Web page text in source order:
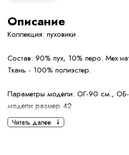
Описание
Коллекция: пуховики
Состав: 90% пух, 10% перо.
Ткань - 100% полиэстер.
Параметры модели: ОГ-90 см.,
модели размер 42
Читать далее